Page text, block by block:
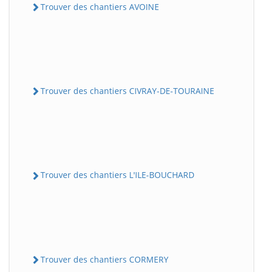
Trouver des chantiers AVOINE
Trouver des chantiers CIVRAY-DE-TOURAINE
Trouver des chantiers L'ILE-BOUCHARD
Trouver des chantiers CORMERY